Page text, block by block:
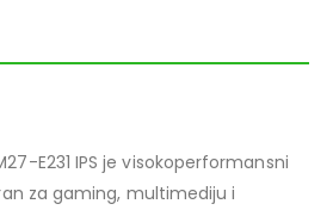
E231 IPS je visokoperformansni
za gaming, multimediju i